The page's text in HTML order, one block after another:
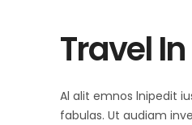
Travel
Al alit emnos lnipedit
fabulas. Ut audiam